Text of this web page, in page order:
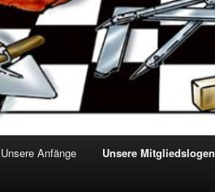
Unsere Anfänge Unsere Mitgliedslogen